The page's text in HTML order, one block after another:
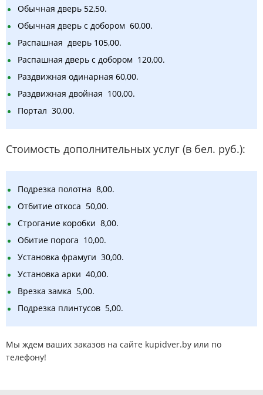
Обычная дверь 52,50.
Обычная дверь с добором 60,00.
Распашная дверь 105,00.
Распашная дверь с добором 120,00.
Раздвижная одинарная 60,00.
Раздвижная двойная 100,00.
Портал 30,00.
Стоимость дополнительных услуг (в бел. руб.):
Подрезка полотна 8,00.
Отбитие откоса 50,00.
Строгание коробки 8,00.
Обитие порога 10,00.
Установка фрамуги 30,00.
Установка арки 40,00.
Врезка замка 5,00.
Подрезка плинтусов 5,00.
Мы ждем ваших заказов на сайте kupidver.by или по
телефону!